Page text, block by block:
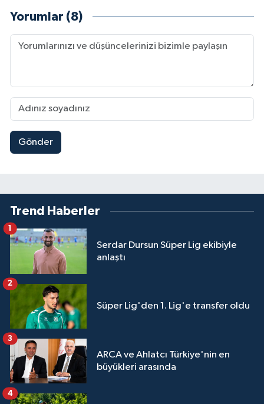
Yorumlar (8)
Gönder
Trend Haberler
Serdar Dursun Süper Lig ekibiyle
anlaştı
1
Süper Lig'den 1. Lig'e transfer oldu
2
ARCA ve Ahlatcı Türkiye'nin en
büyükleri arasında
3
4